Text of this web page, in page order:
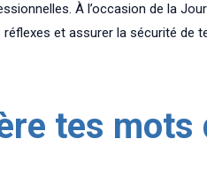
À l’occasion de la
réflexes et assurer la sécurité de
tes mots